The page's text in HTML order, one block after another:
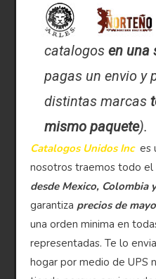
catalogosen una
pagas un envio y
distintas marcas
mismo paquete).
Catalogos Unidos Inc es
nosotros traemos todo el
desde Mexico, Colombia
garantizaprecios de
una orden minima en
representadas. Te lo
hogar por medio de UPS